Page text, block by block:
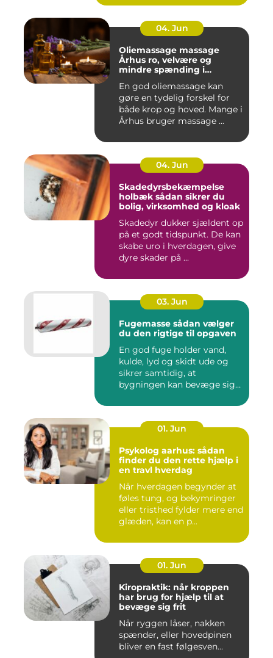
04. Jun
Oliemassage massage
Århus ro, velvære og
mindre spænding i
En god oliemassage kan
gøre en tydelig forskel for
både krop og hoved. Mange i
Århus bruger massage ...
04. Jun
Skadedyrsbekæmpelse
holbæk sådan sikrer du
bolig, virksomhed og kloak
Skadedyr dukker sjældent op
på et godt tidspunkt. De kan
skabe uro i hverdagen, give
dyre skader på ...
03. Jun
Fugemasse sådan vælger
du den rigtige til opgaven
En god fuge holder vand,
kulde, lyd og skidt ude og
sikrer samtidig, at
bygningen kan bevæge sig
01. Jun
Psykolog aarhus: sådan
finder du den rette hjælp i
en travl hverdag
Når hverdagen begynder at
føles tung, og bekymringer
eller tristhed fylder mere end
glæden, kan en p...
01. Jun
Kiropraktik: når kroppen
har brug for hjælp til at
bevæge sig frit
Når ryggen låser, nakken
spænder, eller hovedpinen
bliver en fast følgesven...